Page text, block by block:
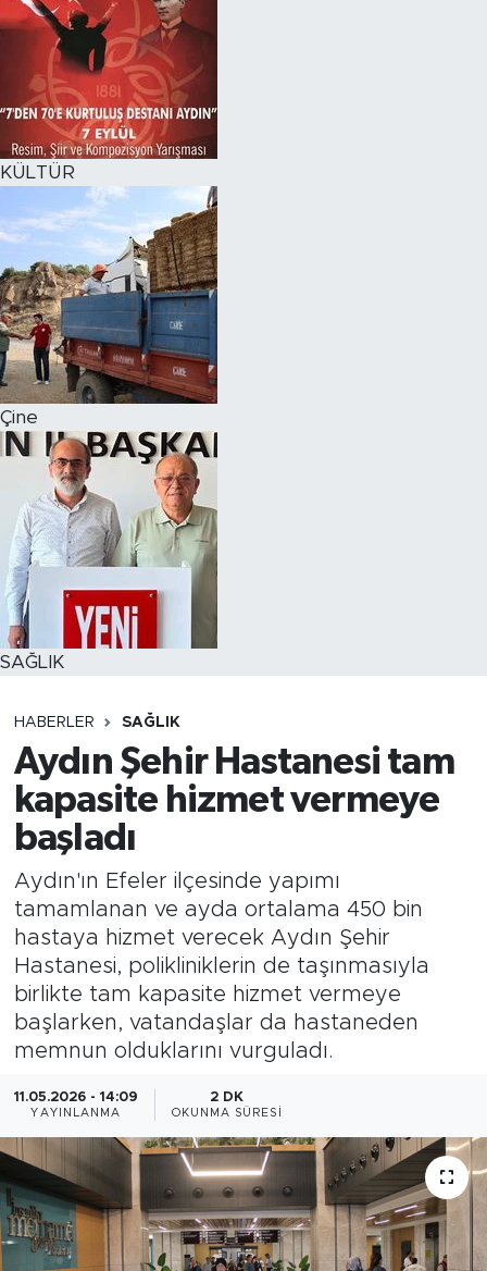
KÜLTÜR
Çine
SAĞLIK
HABERLER SAĞLIK
Aydın Şehir Hastanesi tam
kapasite hizmet vermeye
başladı
Aydın'ın Efeler ilçesinde yapımı
tamamlanan ve ayda ortalama 450 bin
hastaya hizmet verecek Aydın Şehir
Hastanesi, polikliniklerin de taşınmasıyla
birlikte tam kapasite hizmet vermeye
başlarken, vatandaşlar da hastaneden
memnun olduklarını vurguladı.
11.05.2026 - 14:09
YAYINLANMA
2 DK
OKUNMA SÜRESI